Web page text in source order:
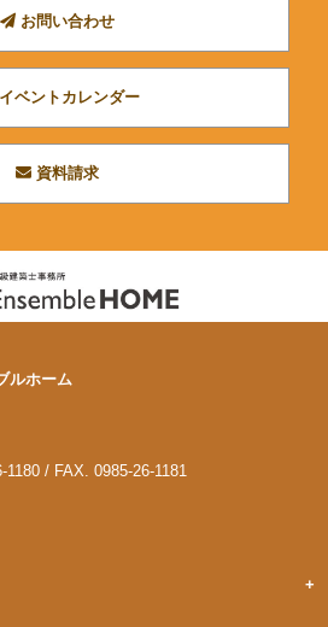
お問い合わせ
イベントカレンダー
資料請求
ルホーム
/ FAX. 0985-26-1181